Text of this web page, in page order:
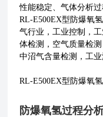
性能稳定、气体分析过
RL-E500EX型防爆氧
气行业，工业控制，
体检测，空气质量检
中沼气含量检测，工
RL-E500EX型防爆氧
防爆氧氢过程分